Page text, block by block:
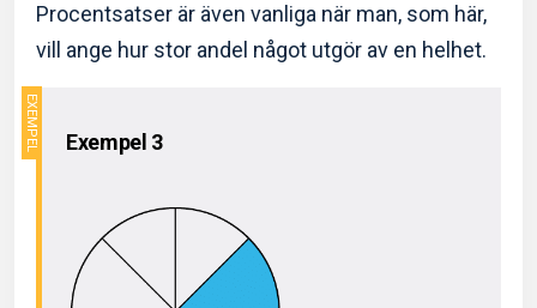
Procentsatser är även vanliga när man, som här,
vill ange hur stor andel något utgör av en helhet.
Exempel 3